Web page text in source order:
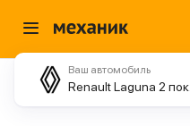
Ваш автомобиль
Renault Laguna 2 пок.